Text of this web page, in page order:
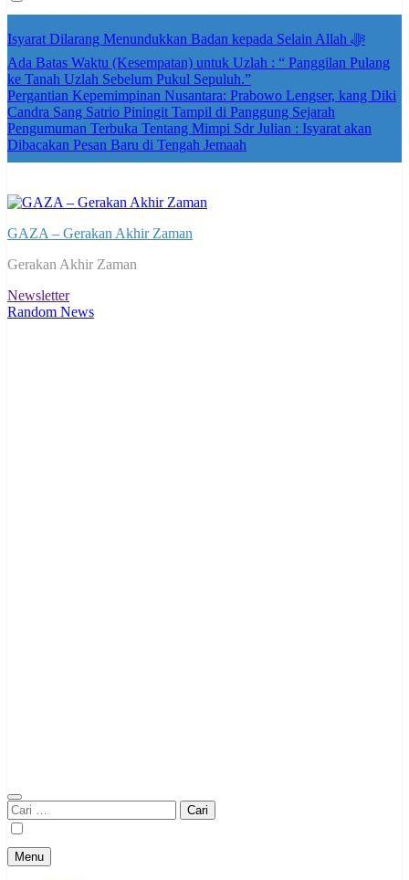
Isyarat Dilarang Menundukkan Badan kepada Selain Allah ﷻ
Ada Batas Waktu (Kesempatan) untuk Uzlah : “ Panggilan Pulang
ke Tanah Uzlah Sebelum Pukul Sepuluh.”
Pergantian Kepemimpinan Nusantara: Prabowo Lengser, kang Diki
Candra Sang Satrio Piningit Tampil di Panggung Sejarah
Pengumuman Terbuka Tentang Mimpi Sdr Julian : Isyarat akan
Dibacakan Pesan Baru di Tengah Jemaah
GAZA – Gerakan Akhir Zaman
Gerakan Akhir Zaman
Newsletter
Random News
Cari
untuk:
Menu